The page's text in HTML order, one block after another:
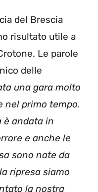
del Brescia
risultato utile a
Le parole
delle
una gara molto
nel primo tempo.
è andata in
e anche le
sono nate da
ripresa siamo
la nostra